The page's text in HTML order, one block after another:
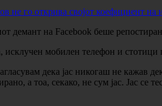
не го открива својот коефициент на
демант на Facebook беше
исклучен мобилен телефон и
дека јас никогаш не кажав
а тоа, секако, не сум јас. Јас се